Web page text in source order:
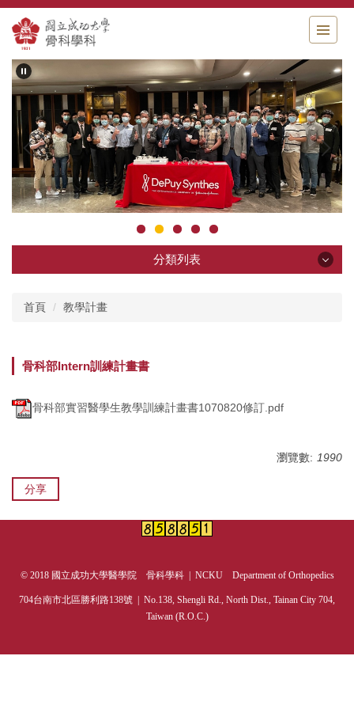
跳
到
主
要
內
容
區
分類列表
次專科介紹
成員介紹
學術活動
研究成果
首頁 教學計畫
骨科部Intern訓練計畫書
骨科部實習醫學生教學訓練計畫書1070820修訂.pdf
瀏覽數: 1990
分享
© 2018 國立成功大學醫學院 骨科學科 | NCKU Department of Orthopedics
704台南市北區勝利路138號 | No.138, Shengli Rd., North Dist., Tainan City 704,
Taiwan (R.O.C.)